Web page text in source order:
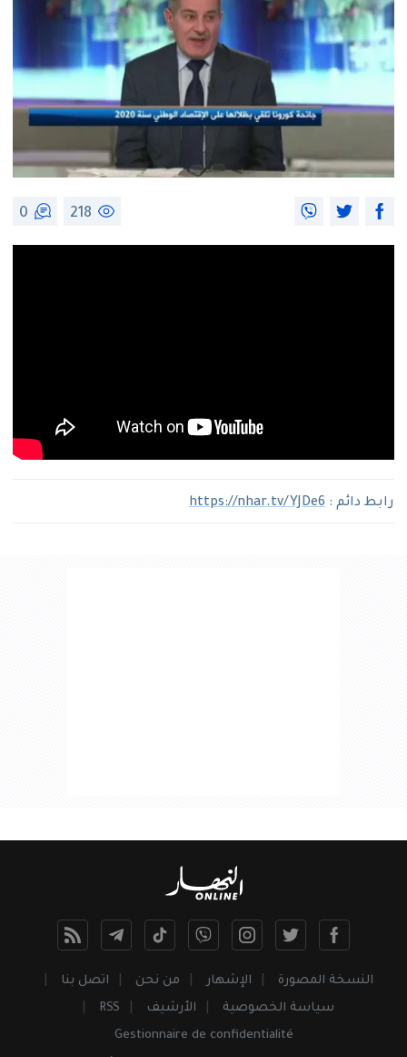
218
0
رابط دائم : https://nhar.tv/YJDe6
النسخة المصورة الإشهار من نحن
اتصل بنا
سياسة الخصوصية
الأرشيف
RSS
Gestionnaire de confidentialité